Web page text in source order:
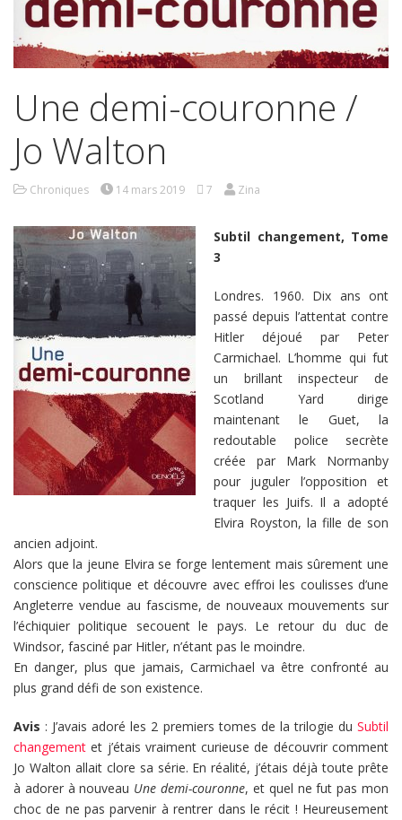
Une demi-couronne /
Jo Walton
Chroniques 14 mars 2019 7 Zina
Subtil changement, Tome
3
Londres. 1960. Dix ans ont
passé depuis l’attentat contre
Hitler déjoué par Peter
Carmichael. L’homme qui fut
un brillant inspecteur de
Scotland Yard dirige
maintenant le Guet, la
redoutable police secrète
créée par Mark Normanby
pour juguler l’opposition et
traquer les Juifs. Il a adopté
Elvira Royston, la fille de son
ancien adjoint.
Alors que la jeune Elvira se forge lentement mais sûrement une
conscience politique et découvre avec effroi les coulisses d’une
Angleterre vendue au fascisme, de nouveaux mouvements sur
l’échiquier politique secouent le pays. Le retour du duc de
Windsor, fasciné par Hitler, n’étant pas le moindre.
En danger, plus que jamais, Carmichael va être confronté au
plus grand défi de son existence.
Avis : J’avais adoré les 2 premiers tomes de la trilogie du Subtil
changement et j’étais vraiment curieuse de découvrir comment
Jo Walton allait clore sa série. En réalité, j’étais déjà toute prête
à adorer à nouveau Une demi-couronne, et quel ne fut pas mon
choc de ne pas parvenir à rentrer dans le récit ! Heureusement